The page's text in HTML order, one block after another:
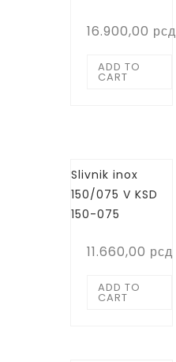
16.900,00 рсд
ADD TO
CART
Slivnik inox
150/075 V KSD
150-075
11.660,00 рсд
ADD TO
CART